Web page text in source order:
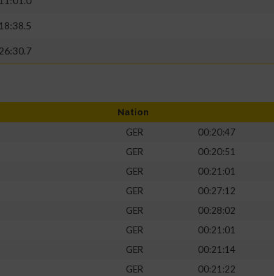
Nation
GER 00:20:47
GER
00:20:51
GER
00:21:01
GER
00:27:12
GER
00:28:02
GER 00:21:01
GER
00:21:14
GER
00:21:22